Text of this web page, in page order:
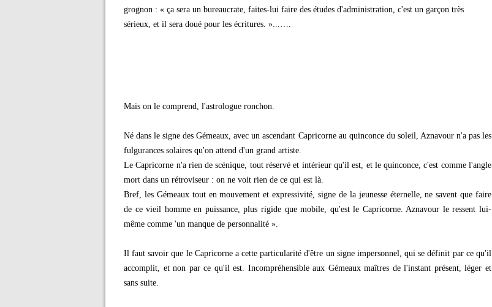
grognon : « ça sera un bureaucrate, faites-lui faire des études d'administration, c'est un garçon très
sérieux, et il sera doué pour les écritures. »...….
Mais on le comprend, l'astrologue ronchon.
Né dans le signe des Gémeaux, avec un ascendant Capricorne au quinconce du soleil, Aznavour n'a pas les
fulgurances solaires qu'on attend d'un grand artiste.
Le Capricorne n'a rien de scénique, tout réservé et intérieur qu'il est, et le quinconce, c'est comme l'angle
mort dans un rétroviseur : on ne voit rien de ce qui est là.
Bref, les Gémeaux tout en mouvement et expressivité, signe de la jeunesse éternelle, ne savent que faire
de ce vieil homme en puissance, plus rigide que mobile, qu'est le Capricorne. Aznavour le ressent lui-
même comme 'un manque de personnalité ».
Il faut savoir que le Capricorne a cette particularité d'être un signe impersonnel, qui se définit par ce qu'il
accomplit, et non par ce qu'il est. Incompréhensible aux Gémeaux maîtres de l'instant présent, léger et
sans suite.